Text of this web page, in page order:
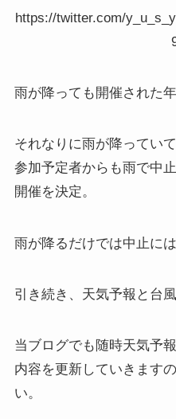
https://twitter.com/
雨が降っても開催された
それなりに雨が降っていて
参加予定者からも雨で中
開催を決定。
雨が降るだけでは中止に
引き続き、天気予報と台
当ブログでも随時天気予
内容を更新していきます
い。